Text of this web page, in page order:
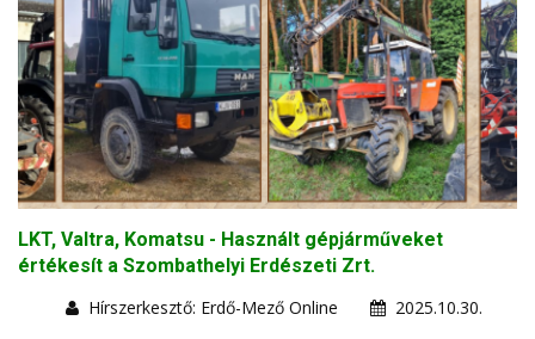
LKT, Valtra, Komatsu - Használt gépjárműveket
értékesít a Szombathelyi Erdészeti Zrt.
Hírszerkesztő: Erdő-Mező Online
2025.10.30.